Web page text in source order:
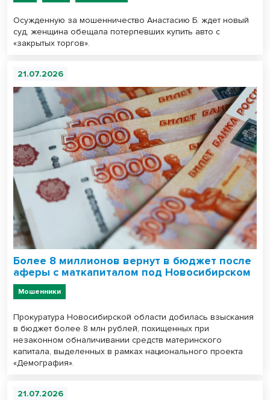
Осужденную за мошенничество Анастасию Б. ждет новый
суд, женщина обещала потерпевших купить авто с
«закрытых торгов».
21.07.2026
Более 8 миллионов вернут в бюджет после
аферы с маткапиталом под Новосибирском
Мошенники
Прокуратура Новосибирской области добилась взыскания
в бюджет более 8 млн рублей, похищенных при
незаконном обналичивании средств материнского
капитала, выделенных в рамках национального проекта
«Демография».
21.07.2026